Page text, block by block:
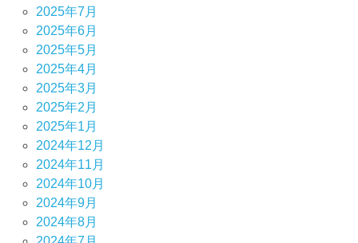
2025年7月
2025年6月
2025年5月
2025年4月
2025年3月
2025年2月
2025年1月
2024年12月
2024年11月
2024年10月
2024年9月
2024年8月